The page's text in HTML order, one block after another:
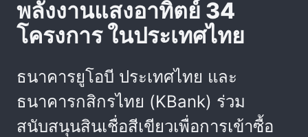
พลังงานแสงอาทิตย์ 34
โครงการ ในประเทศไทย
ธนาคารยูโอบี ประเทศไทย และ
ธนาคารกสิกรไทย (KBank) ร่วม
สนับสนุนสินเชื่อสีเขียวเพื่อการเข้าซื้อ